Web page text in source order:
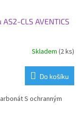
CLS AVENTICS
Skladem (2 ks)
Do košíku
S ochranným